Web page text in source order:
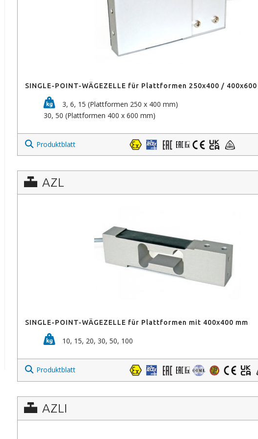
SINGLE-POINT-WÄGEZELLE für Plattformen 250x400 / 400x600
3, 6, 15 (Plattformen 250 x 400 mm)
30, 50 (Plattformen 400 x 600 mm)
Produktblatt
AZL
SINGLE-POINT-WÄGEZELLE für Plattformen mit 400x400 mm
10, 15, 20, 30, 50, 100
Produktblatt
AZLI